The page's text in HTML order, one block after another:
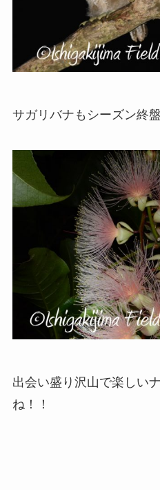
サガリバナもシーズン終
出会い盛り沢山で楽しい
ね！！